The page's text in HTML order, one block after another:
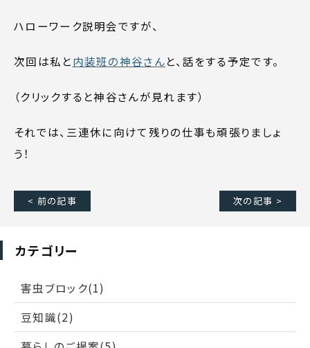
ハローワーク説明会ですが、
次回は私と内装班の神谷さんと、話をする予定です。
（クリックすると神谷さんが見れます）
それでは、三連休に向けて残りの仕事も頑張りましょ
う！
< 前の記事 次の記事 >
カテゴリー
害虫ブロック(1)
豆知識(2)